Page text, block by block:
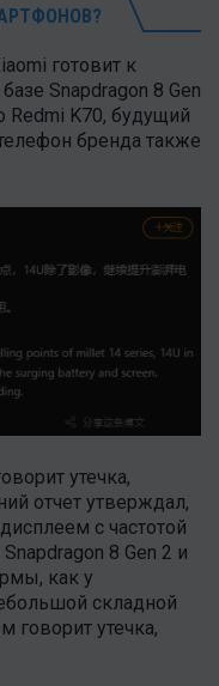
готовит к
Snapdragon 8 Gen
Redmi K70, будущий
бренда также
утечка,
отчет утверждал,
с частотой
8 Gen 2 и
как у
складной
говорит утечка,